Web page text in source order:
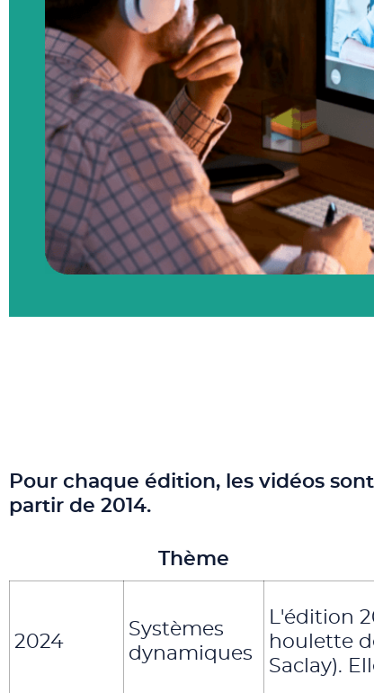
Pour chaque édition, les vidéos
partir de 2014.
Thème
2024
Systèmes
dynamiques
L'édition
houlette
Saclay).